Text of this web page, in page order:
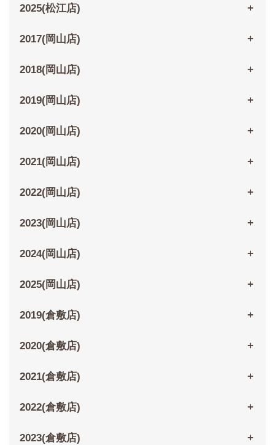
2025(松江店)
2017(岡山店)
2018(岡山店)
2019(岡山店)
2020(岡山店)
2021(岡山店)
2022(岡山店)
2023(岡山店)
2024(岡山店)
2025(岡山店)
2019(倉敷店)
2020(倉敷店)
2021(倉敷店)
2022(倉敷店)
2023(倉敷店)